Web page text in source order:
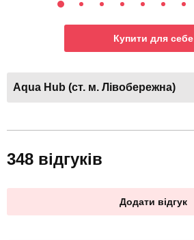
Купити для себе
Aqua Hub (ст. м. Лівобережна)
348 відгуків
Додати відгук